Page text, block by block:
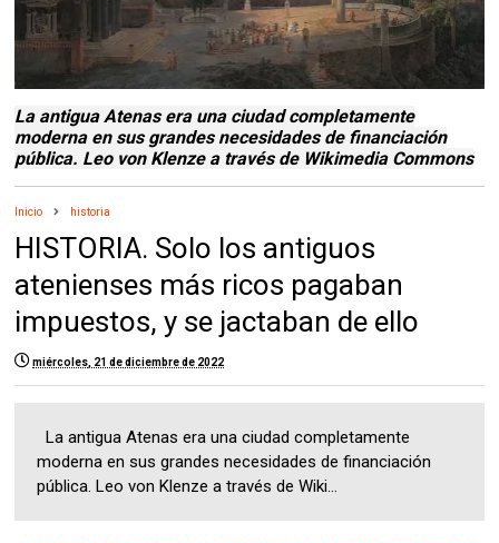
La antigua Atenas era una ciudad completamente
moderna en sus grandes necesidades de financiación
pública. Leo von Klenze a través de Wikimedia Commons
Inicio historia
HISTORIA. Solo los antiguos
atenienses más ricos pagaban
impuestos, y se jactaban de ello
miércoles, 21 de diciembre de 2022
La antigua Atenas era una ciudad completamente
moderna en sus grandes necesidades de financiación
pública. Leo von Klenze a través de Wiki...